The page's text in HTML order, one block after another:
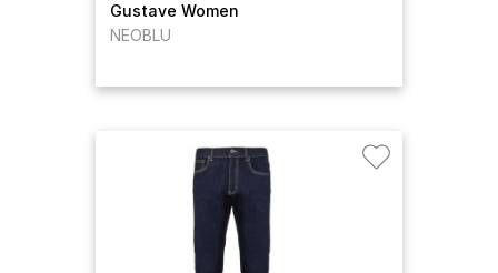
Gustave Women
NEOBLU